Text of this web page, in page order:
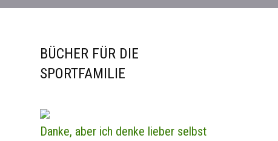
BÜCHER FÜR DIE
SPORTFAMILIE
Danke, aber ich denke lieber selbst